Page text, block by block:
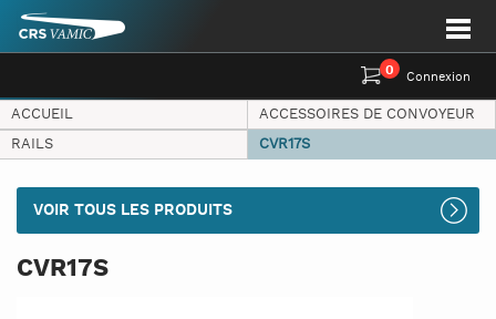
Connexion
0
ACCUEIL
ACCESSOIRES DE CONVOYEUR
RAILS
CVR17S
VOIR TOUS LES PRODUITS
CVR17S